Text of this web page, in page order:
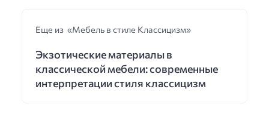
Еще из «Мебель в стиле Классицизм»
Экзотические материалы в
классической мебели: современные
интерпретации стиля классицизм